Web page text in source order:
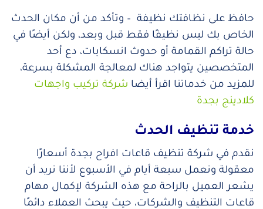
حافظ على نظافتك نظيفة – وتأكد من أن مكان الحدث
الخاص بك ليس نظيفًا فقط قبل وبعد، ولكن أيضًا في
حالة تراكم القمامة أو حدوث انسكابات، دع أحد
المتخصصين يتواجد هناك لمعالجة المشكلة بسرعة،
للمزيد من خدماتنا اقرأ أيضا شركة تركيب واجهات
كلادينج بجدة
خدمة تنظيف الحدث
نقدم في شركة تنظيف قاعات افراح بجدة أسعارًا
معقولة ونعمل سبعة أيام في الأسبوع لأننا نريد أن
يشعر العميل بالراحة مع هذه الشركة لإكمال مهام
قاعات التنظيف والشركات، حيث يبحث العملاء دائمًا